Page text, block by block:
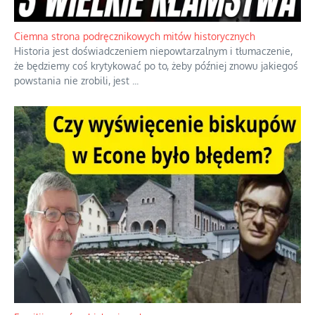
Jednym z dziedzictw polskiej kontrreformacji jest skłonność do
oceniania wszystkiego w kategoriach moralnych, w tym
również polityki międzynarodowej, a...
Ciemna strona podręcznikowych mitów historycznych
Historia jest doświadczeniem niepowtarzalnym i tłumaczenie,
że będziemy coś krytykować po to, żeby później znowu jakiegoś